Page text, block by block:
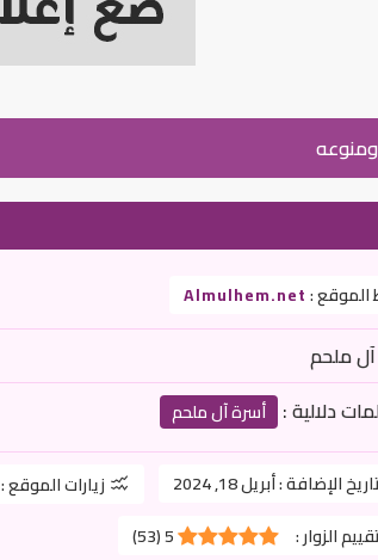
الموقع :Almulhem.net
ملحم
دلالية : أسرة آل ملحم
تاريخ الإضافة :أبريل 18, 2024 زيارات الموقع :
تقييم الزوار :
5
(
53
)